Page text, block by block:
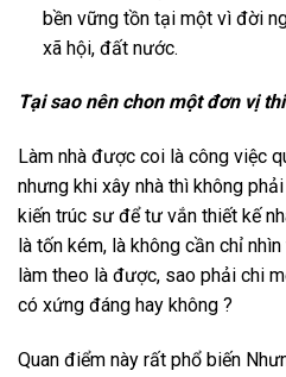
bền vững tồn tại một vì đời
xã hội, đất nước.
Tại sao nên chon một đơn vị
Làm nhà được coi là công việc
nhưng khi xây nhà thì không
kiến trúc sư để tư vắn thiết kế
là tốn kém, là không cần chỉ
làm theo là được, sao phải chi
có xứng đáng hay không ?
Quan điểm này rất phổ biến